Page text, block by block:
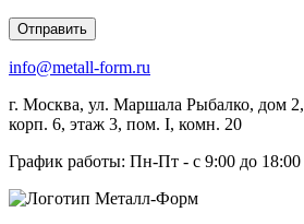
Отправить
info@metall-form.ru
г. Москва, ул. Маршала Рыбалко, дом 2,
корп. 6, этаж 3, пом. I, комн. 20
График работы: Пн-Пт - с 9:00 до 18:00